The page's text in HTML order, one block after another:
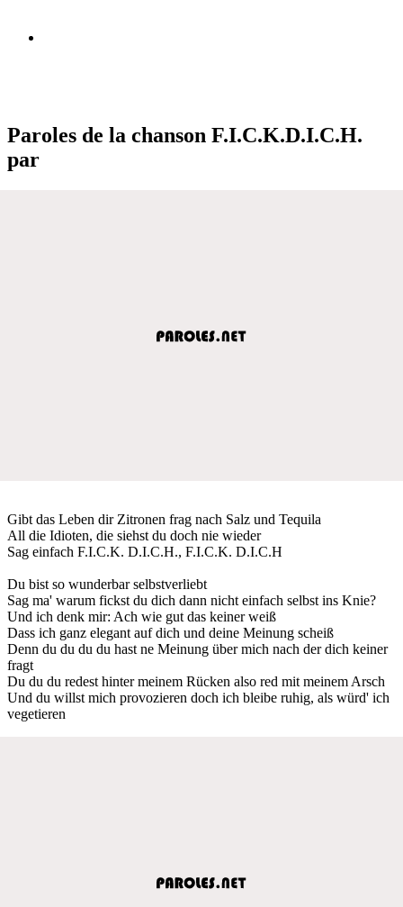
Paroles de la chanson F.I.C.K.D.I.C.H.
par
Gibt das Leben dir Zitronen frag nach Salz und Tequila
All die Idioten, die siehst du doch nie wieder
Sag einfach F.I.C.K. D.I.C.H., F.I.C.K. D.I.C.H
Du bist so wunderbar selbstverliebt
Sag ma' warum fickst du dich dann nicht einfach selbst ins Knie?
Und ich denk mir: Ach wie gut das keiner weiß
Dass ich ganz elegant auf dich und deine Meinung scheiß
Denn du du du du hast ne Meinung über mich nach der dich keiner
fragt
Du du du redest hinter meinem Rücken also red mit meinem Arsch
Und du willst mich provozieren doch ich bleibe ruhig, als würd' ich
vegetieren